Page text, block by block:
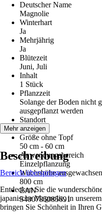
Deutscher Name
Magnolie
Winterhart
Ja
Mehrjährig
Ja
Blütezeit
Juni, Juli
Inhalt
1 Stück
Pflanzzeit
Solange der Boden nicht
ausgepflanzt werden
Standort
Sonne
Größe ohne Topf
50 cm - 60 cm
Anwendungsbereich
Einzelpflanzung
Wuchshöhe
800 cm
EAN
5400785085691
Mehr anzeigen
Beschreibung
Bereich überspringen
Entdecken Sie die
japanische Magnolie, in
bringen Sie Schönheit in Ihren